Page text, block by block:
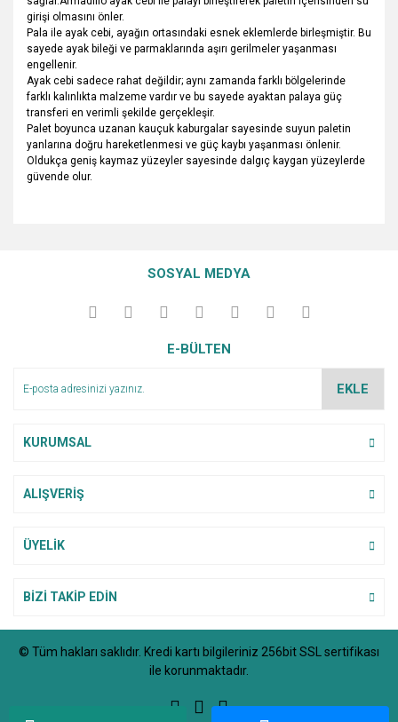
girişi olmasını önler.
Pala ile ayak cebi, ayağın ortasındaki esnek eklemlerde birleşmiştir. Bu
sayede ayak bileği ve parmaklarında aşırı gerilmeler yaşanması
engellenir.
Ayak cebi sadece rahat değildir; aynı zamanda farklı bölgelerinde
farklı kalınlıkta malzeme vardır ve bu sayede ayaktan palaya güç
transferi en verimli şekilde gerçekleşir.
Palet boyunca uzanan kauçuk kaburgalar sayesinde suyun paletin
yanlarına doğru hareketlenmesi ve güç kaybı yaşanması önlenir.
Oldukça geniş kaymaz yüzeyler sayesinde dalgıç kaygan yüzeylerde
güvende olur.
Yorum Yaz
kullanarak tarafımıza iletebilirsiniz.
Görüş ve önerileriniz için teşekkür ederiz.
Ürün açıklamasında eksik bilgiler bulunuyor.
SOSYAL MEDYA
E-BÜLTEN
EKLE
KURUMSAL
ALIŞVERİŞ
ÜYELİK
BİZİ TAKİP EDİN
© Tüm hakları saklıdır. Kredi kartı bilgileriniz 256bit SSL sertifikası
ile korunmaktadır.